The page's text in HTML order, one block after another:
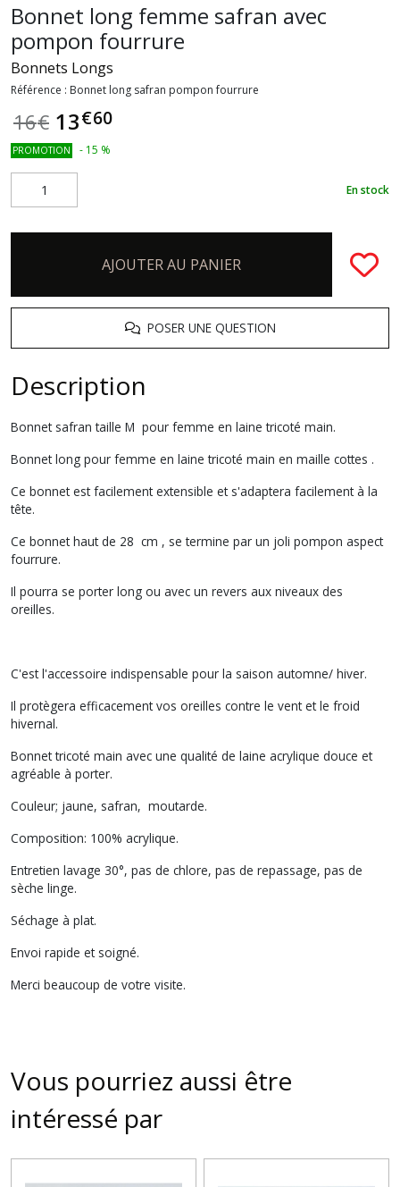
Bonnet long femme safran avec
pompon fourrure
Bonnets Longs
Référence : Bonnet long safran pompon fourrure
16€ 13€60
PROMOTION - 15 %
En stock
AJOUTER AU PANIER
POSER UNE QUESTION
Description
Bonnet safran taille M pour femme en laine tricoté main.
Bonnet long pour femme en laine tricoté main en maille cottes .
Ce bonnet est facilement extensible et s'adaptera facilement à la
tête.
Ce bonnet haut de 28 cm , se termine par un joli pompon aspect
fourrure.
Il pourra se porter long ou avec un revers aux niveaux des
oreilles.
C'est l'accessoire indispensable pour la saison automne/ hiver.
Il protègera efficacement vos oreilles contre le vent et le froid
hivernal.
Bonnet tricoté main avec une qualité de laine acrylique douce et
agréable à porter.
Couleur; jaune, safran, moutarde.
Composition: 100% acrylique.
Entretien lavage 30°, pas de chlore, pas de repassage, pas de
sèche linge.
Séchage à plat.
Envoi rapide et soigné.
Merci beaucoup de votre visite.
Vous pourriez aussi être
intéressé par